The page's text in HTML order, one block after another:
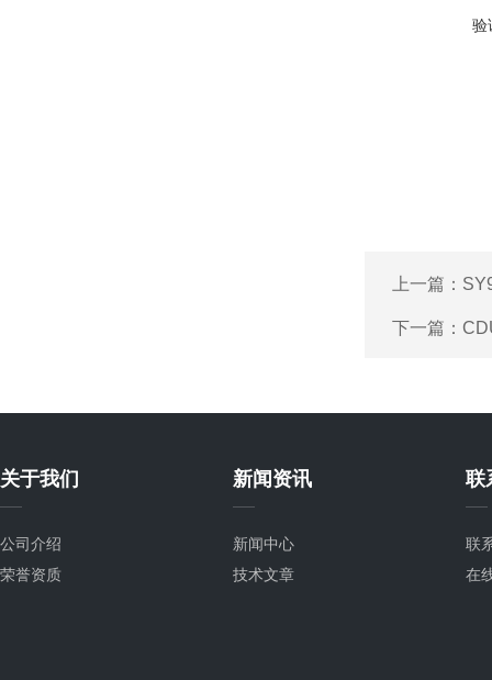
验
上一篇：
下一篇：
关于我们
公司介绍
荣誉资质
新闻资讯
新闻中心
技术文章
联
联
在